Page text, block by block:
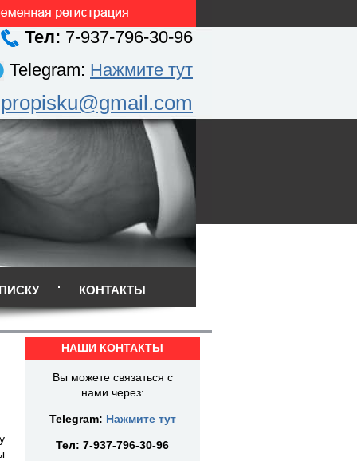
Тел: 7-937-796-30-96
Telegram: Нажмите тут
КОНТАКТЫ
НАШИ КОНТАКТЫ
Вы можете связаться с
нами через:
Telegram: Нажмите тут
Тел: 7-937-796-30-96